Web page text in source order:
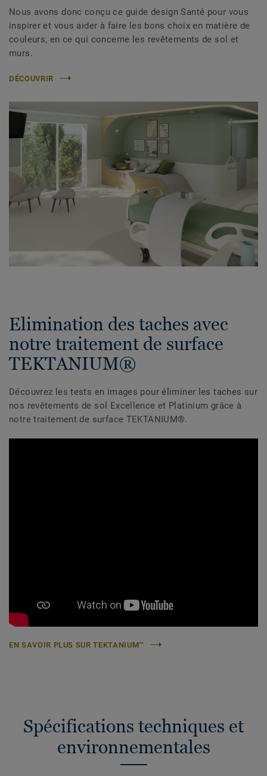
Nous avons donc conçu ce guide design Santé pour vous
inspirer et vous aider à faire les bons choix en matière de
couleurs, en ce qui concerne les revêtements de sol et
murs.
DÉCOUVRIR
Elimination des taches avec
notre traitement de surface
TEKTANIUM®
Découvrez les tests en images pour éliminer les taches sur
nos revêtements de sol Excellence et Platinium grâce à
notre traitement de surface TEKTANIUM®.
EN SAVOIR PLUS SUR TEKTANIUM™
Spécifications techniques et
environnementales